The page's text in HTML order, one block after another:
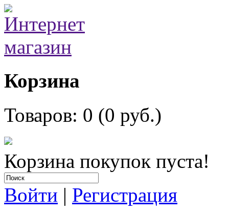
Корзина
Товаров: 0 (0 руб.)
Корзина покупок пуста!
Войти | Регистрация